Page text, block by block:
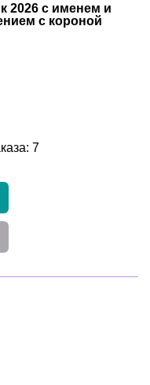
2026 с именем и
с короной
7